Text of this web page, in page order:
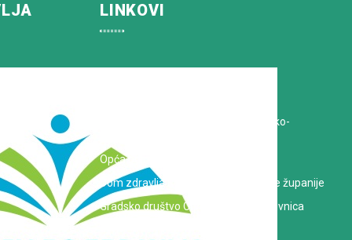
LINKOVI
Zavod za javno zdravstvo Koprivničko-
Opća bolnica dr. Tomislav Bardek
Dom zdravlja Koprivničko-križevačke županije
Gradsko društvo Crvenog križa Koprivnica